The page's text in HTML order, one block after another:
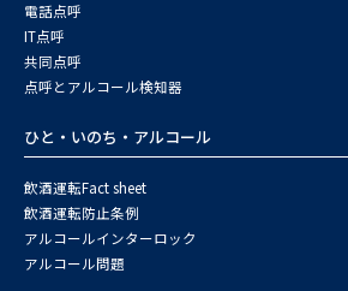
電話点呼
IT点呼
共同点呼
点呼とアルコール検知器
ひと・いのち・アルコール
飲酒運転Fact sheet
飲酒運転防止条例
アルコールインターロック
アルコール問題